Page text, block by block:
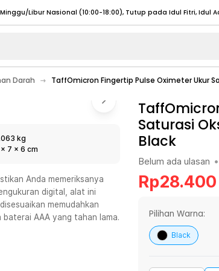
Sabtu - Minggu (08:00 - 20:00), Tutup pada Idul Fitri
- Minggu/ Libur Nasional (08:00 - 17:00)Selengkapnya
- Minggu/ Libur Nasional (08:00 - 17:00) Selengkapnya
Libur Nasional (12:00-20:00), Tutup pada Idul Fitri
Libur Nasional (12:00-20:00), Tutup pada Idul Fitri
Sabtu - Minggu (08:00 - 20:00), Tutup pada Idul Fitri
- Minggu/ Libur Nasional (08:00 - 17:00) Selengkapnya
Darah TaffOmicron Fingertip Pulse Oximeter Ukur
kg
x 7 x 6 cm
Anda memeriksanya
digital, alat ini
memudahkan
baterai AAA yang tahan lama.
Saturasi
Black
Belum ada ulasan •
Rp28.400
Pilihan Warna:
Black